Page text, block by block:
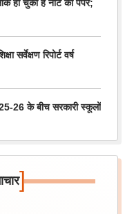
हो चुका है नीट का पेपर;
रिपोर्ट वर्ष
26 के बीच सरकारी स्कूलों
]